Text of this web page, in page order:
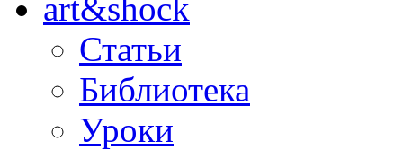
art&shock
Статьи
Библиотека
Уроки